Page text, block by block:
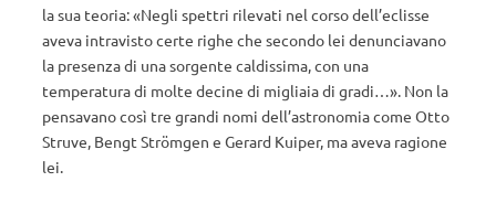
la sua teoria: «Negli spettri rilevati nel corso dell’eclisse
aveva intravisto certe righe che secondo lei denunciavano
la presenza di una sorgente caldissima, con una
temperatura di molte decine di migliaia di gradi…». Non la
pensavano così tre grandi nomi dell’astronomia come Otto
Struve, Bengt Strömgen e Gerard Kuiper, ma aveva ragione
lei.